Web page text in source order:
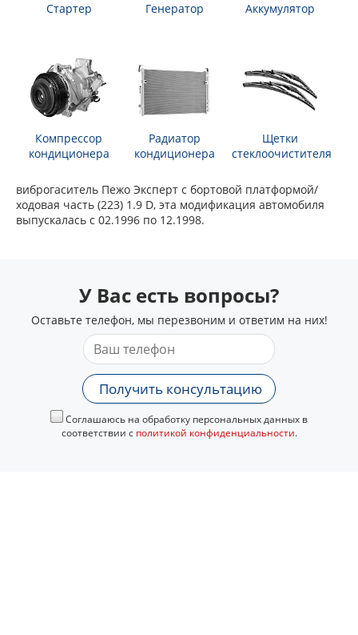
Стартер Генератор Аккумулятор
Компрессор
кондиционера
Радиатор
кондиционера
Щетки
стеклоочистителя
виброгаситель Пежо Эксперт c бортовой платформой/
ходовая часть (223) 1.9 D, эта модификация автомобиля
выпускалась с 02.1996 по 12.1998.
У Вас есть вопросы?
Оставьте телефон, мы перезвоним и ответим на них!
Получить консультацию
Соглашаюсь на обработку персональных данных в
соответствии с политикой конфиденциальности.